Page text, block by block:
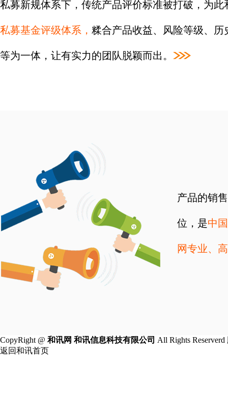
私募新规体系下，传统产品评价标准被打破，为此
私募基金评级体系， 糅合产品收益、风险等级、历
等为一体，让有实力的团队脱颖而出。
产品的销
位，是中
网专业、
CopyRight @ 和讯网 和讯信息科技有限公司 All Rights
返回和讯首页